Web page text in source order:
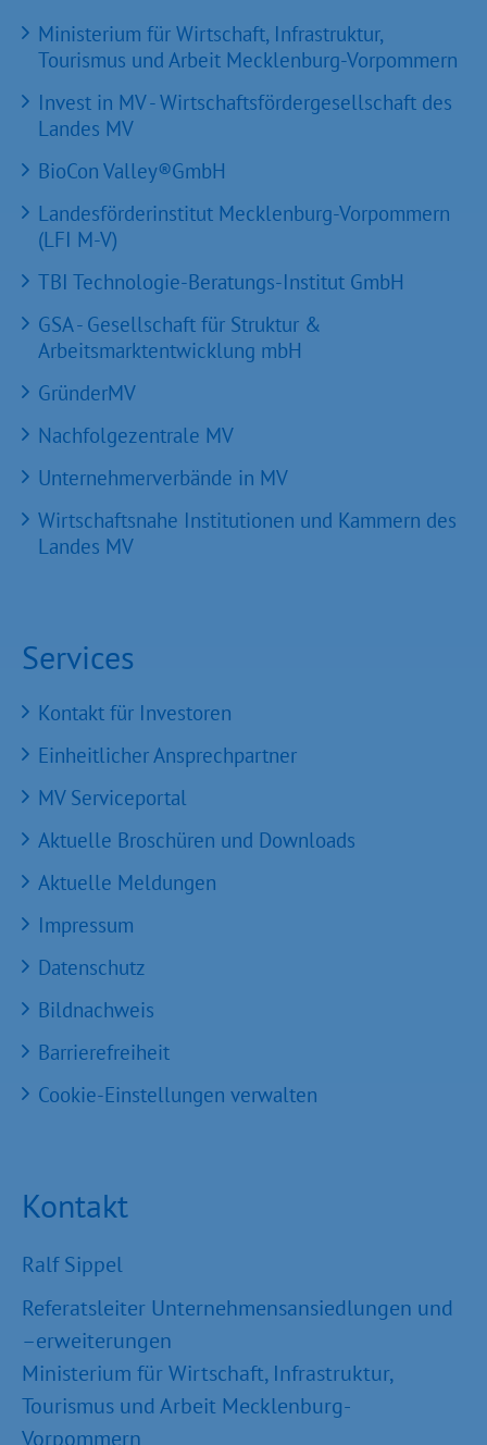
Ministerium für Wirtschaft, Infrastruktur,
Tourismus und Arbeit Mecklenburg-Vorpommern
Invest in MV - Wirtschaftsfördergesellschaft des
Landes MV
BioCon Valley®GmbH
Landesförderinstitut Mecklenburg-Vorpommern
(LFI M-V)
TBI Technologie-Beratungs-Institut GmbH
GSA - Gesellschaft für Struktur &
Arbeitsmarktentwicklung mbH
GründerMV
Nachfolgezentrale MV
Unternehmerverbände in MV
Wirtschaftsnahe Institutionen und Kammern des
Landes MV
Services
Kontakt für Investoren
Einheitlicher Ansprechpartner
MV Serviceportal
Aktuelle Broschüren und Downloads
Aktuelle Meldungen
Impressum
Datenschutz
Bildnachweis
Barrierefreiheit
Cookie-Einstellungen verwalten
Kontakt
Ralf Sippel
Referatsleiter Unternehmensansiedlungen und
–erweiterungen
Ministerium für Wirtschaft, Infrastruktur,
Tourismus und Arbeit Mecklenburg-
Vorpommern